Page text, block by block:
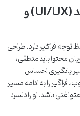
گام ۴: طراحی جذاب و کاربرپسند (UI/UX) و
فراگیر دارد. طراحی
محتوا باید منطقی،
یادگیری احساس
فراگیر را به ادامه مسیر
غنی باشد، او را دلسرد